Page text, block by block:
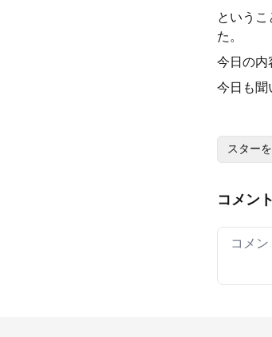
という
た。
今日の内
今日も聞
スター
コメント
Your